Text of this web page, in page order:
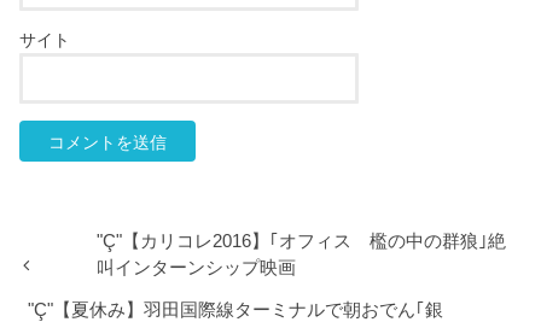
サイト
"Ç"【カリコレ2016】｢オフィス 檻の中の群狼｣絶
叫インターンシップ映画
"Ç"【夏休み】羽田国際線ターミナルで朝おでん｢銀